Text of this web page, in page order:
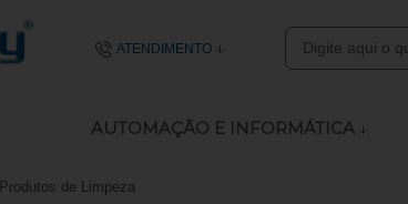
ATENDIMENTO
AUTOMAÇÃO E INFORMÁTICA
Produtos de Limpeza